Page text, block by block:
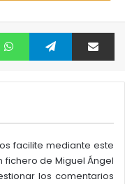
la última línea de
necesitan
WhatsApp Telegram
facilite mediante este
de Miguel Ángel
los comentarios